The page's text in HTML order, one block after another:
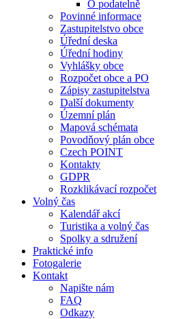
O podatelně
Povinné informace
Zastupitelstvo obce
Úřední deska
Úřední hodiny
Vyhlášky obce
Rozpočet obce a PO
Zápisy zastupitelstva
Další dokumenty
Územní plán
Mapová schémata
Povodňový plán obce
Czech POINT
Kontakty
GDPR
Rozklikávací rozpočet
Volný čas
Kalendář akcí
Turistika a volný čas
Spolky a sdružení
Praktické info
Fotogalerie
Kontakt
Napište nám
FAQ
Odkazy